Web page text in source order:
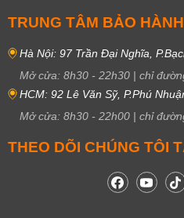
TRUNG TÂM BẢO HÀNH
Hà Nội: 97 Trần Đại Nghĩa,
Mở cửa: 8h30 - 22h30 | chỉ
HCM: 92 Lê Văn Sỹ, P.Phú
Mở cửa: 8h30 - 22h00 | chỉ
THEO DÕI CHÚNG TÔI